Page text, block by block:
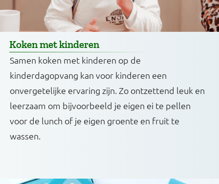
Koken met kinderen
Samen koken met kinderen op de
kinderdagopvang kan voor kinderen een
onvergetelijke ervaring zijn. Zo ontzettend leuk en
leerzaam om bijvoorbeeld je eigen ei te pellen
voor de lunch of je eigen groente en fruit te
wassen.